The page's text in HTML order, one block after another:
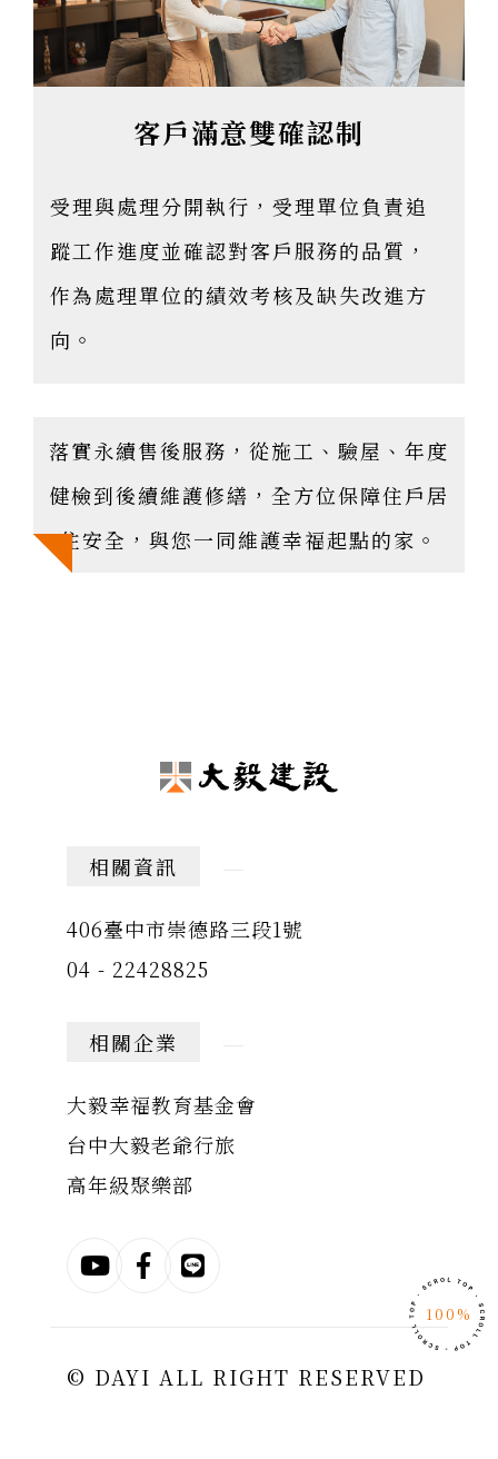
客戶滿意雙確認制
受理與處理分開執行，受理單位負責追
蹤工作進度並確認對客戶服務的品質，
作為處理單位的績效考核及缺失改進方
向。
落實永續售後服務，從施工、驗屋、年度
健檢到後續維護修繕， 全方位保障住戶居
住安全，與您一同維護幸福起點的家。
相關資訊
406臺中市崇德路三段1號
04 - 22428825
相關企業
大毅幸福教育基金會
台中大毅老爺行旅
高年級聚樂部
© DAYI ALL RIGHT RESERVED
100%